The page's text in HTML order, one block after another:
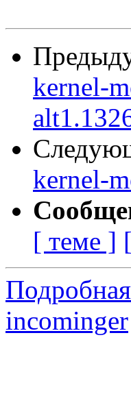
kernel-
kernel-
[ теме ]
incominger